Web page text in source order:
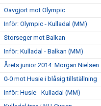
Oavgjort mot Olympic
Inför: Olympic - Kulladal (MM)
Storseger mot Balkan
Inför: Kulladal - Balkan (MM)
Årets junior 2014: Morgan Nielsen
0-0 mot Husie i blåsig tillställning
Inför: Husie - Kulladal (MM)